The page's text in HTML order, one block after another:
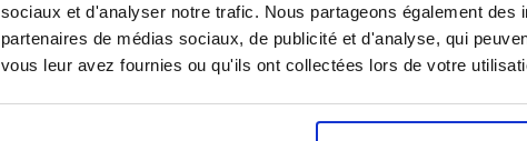
sociaux et d'analyser notre trafic. Nous partageons également
partenaires de médias sociaux, de publicité et d'analyse, qui
vous leur avez fournies ou qu'ils ont collectées lors de votre